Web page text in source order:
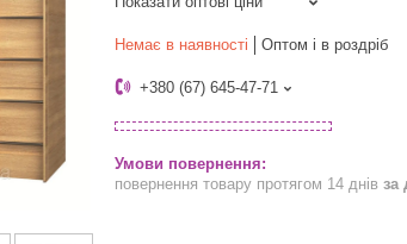
Немає в наявності Оптом і в роздріб
+380 (67) 645-47-71
повернення товару протягом 14 днів за